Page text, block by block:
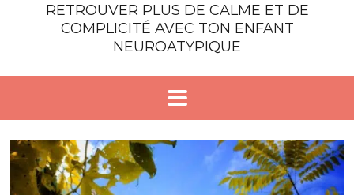
RETROUVER PLUS DE CALME ET DE
COMPLICITÉ AVEC TON ENFANT
NEUROATYPIQUE